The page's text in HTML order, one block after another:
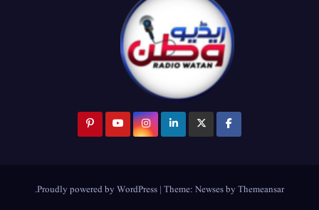
Proudly powered by WordPress |Theme:NewsesbyThemeansar
.